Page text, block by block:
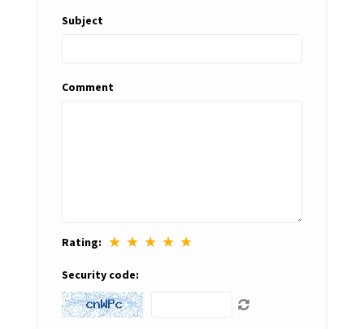
Subject
Comment
Rating: ★ ★ ★ ★ ★
Security code: